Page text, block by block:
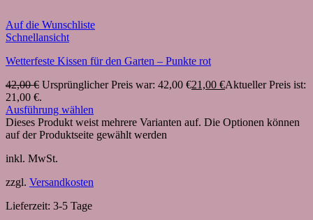
Auf die Wunschliste
Schnellansicht
Wetterfeste Kissen für den Garten – Punkte rot
42,00€ Ursprünglicher Preis war: 42,00 €21,00 €Aktueller Preis ist:
21,00 €.
Ausführung wählen
Dieses Produkt weist mehrere Varianten auf. Die Optionen können
auf der Produktseite gewählt werden
inkl. MwSt.
zzgl. Versandkosten
Lieferzeit: 3-5 Tage